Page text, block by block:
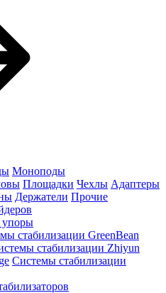
Моноподы
Площадки Чехлы Адаптеры
Держатели Прочие
упоры
стабилизации GreenBean
стабилизации Zhiyun
Системы стабилизации